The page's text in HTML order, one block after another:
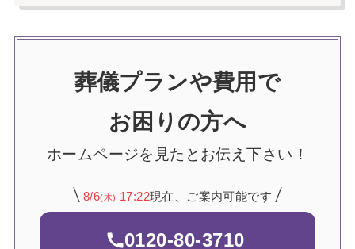
葬儀プランや費用で
お困りの方へ
ホームページを見たとお伝え下さい！
8/6(木) 17:22現在、ご案内可能です
0120-80-3710